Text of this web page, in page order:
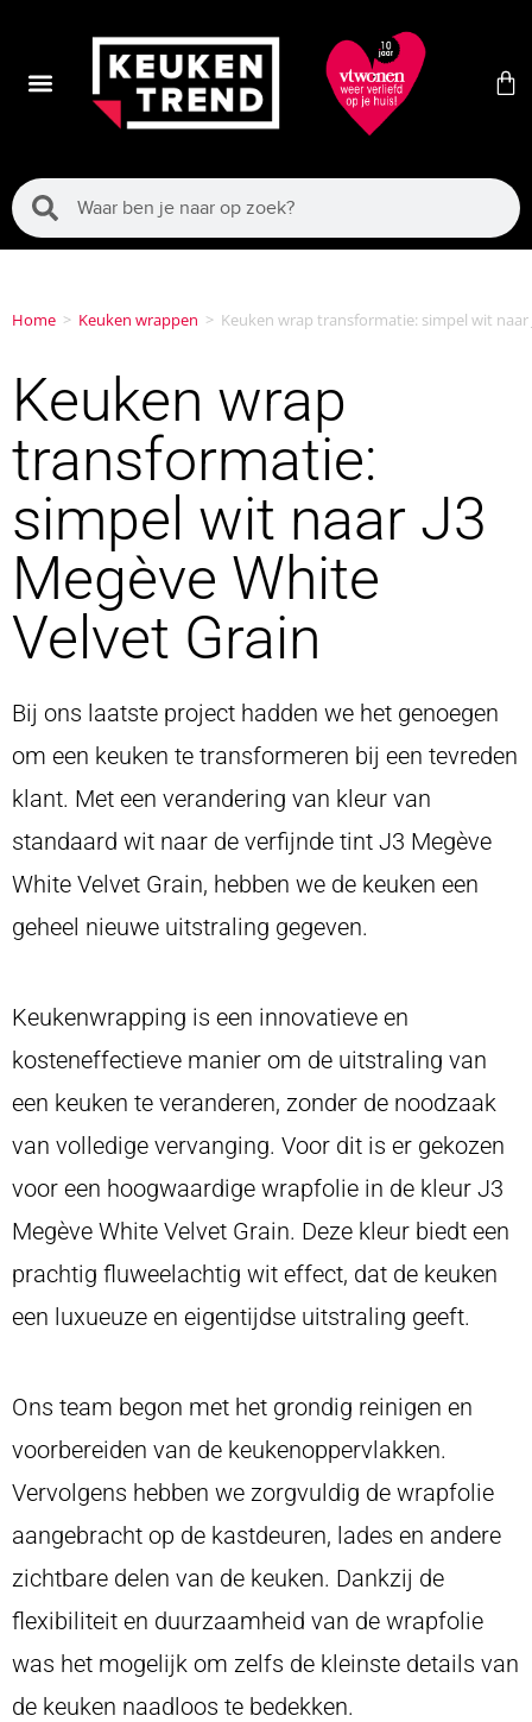
Home > Keuken wrappen > Keuken wrap transformatie: simpel wit
Keuken wrap
transformatie:
simpel wit naar J3
Megève White
Velvet Grain
Bij ons laatste project hadden we het genoegen
om een keuken te transformeren bij een tevreden
klant. Met een verandering van kleur van
standaard wit naar de verfijnde tint J3 Megève
White Velvet Grain, hebben we de keuken een
geheel nieuwe uitstraling gegeven.
Keukenwrapping is een innovatieve en
kosteneffectieve manier om de uitstraling van
een keuken te veranderen, zonder de noodzaak
van volledige vervanging. Voor dit is er gekozen
voor een hoogwaardige wrapfolie in de kleur J3
Megève White Velvet Grain. Deze kleur biedt een
prachtig fluweelachtig wit effect, dat de keuken
een luxueuze en eigentijdse uitstraling geeft.
Ons team begon met het grondig reinigen en
voorbereiden van de keukenoppervlakken.
Vervolgens hebben we zorgvuldig de wrapfolie
aangebracht op de kastdeuren, lades en andere
zichtbare delen van de keuken. Dankzij de
flexibiliteit en duurzaamheid van de wrapfolie
was het mogelijk om zelfs de kleinste details van
de keuken naadloos te bedekken.